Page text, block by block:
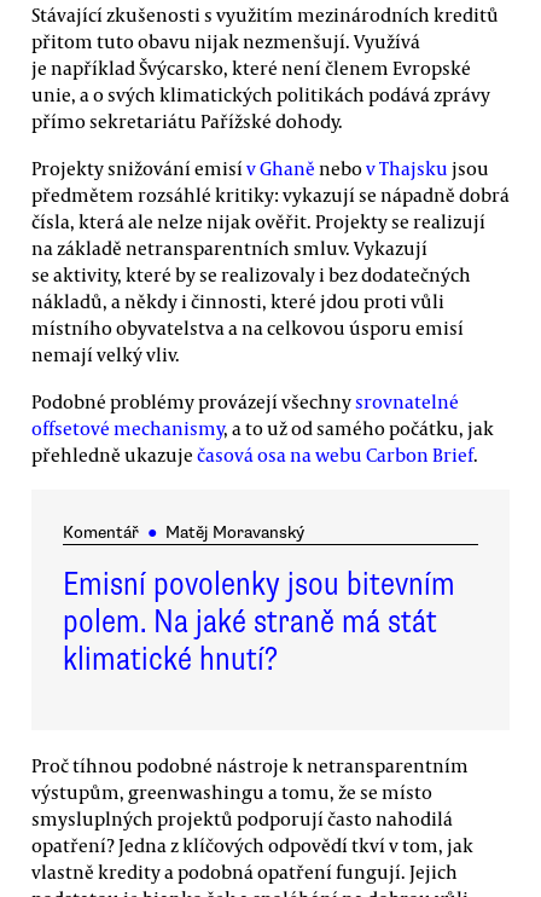
Stávající zkušenosti s využitím mezinárodních kreditů
přitom tuto obavu nijak nezmenšují. Využívá
je například Švýcarsko, které není členem Evropské
unie, a o svých klimatických politikách podává zprávy
přímo sekretariátu Pařížské dohody.
Projekty snižování emisív Ghaně nebov Thajsku jsou
předmětem rozsáhlé kritiky: vykazují se nápadně dobrá
čísla, která ale nelze nijak ověřit. Projekty se realizují
na základě netransparentních smluv. Vykazují
se aktivity, které by se realizovaly i bez dodatečných
nákladů, a někdy i činnosti, které jdou proti vůli
místního obyvatelstva a na celkovou úsporu emisí
nemají velký vliv.
Podobné problémy provázejí všechnysrovnatelné
offsetové mechanismy, a to už od samého počátku, jak
přehledně ukazuje časová osa na webu Carbon Brief.
Komentář ● Matěj Moravanský
Emisní povolenky jsou bitevním
polem. Na jaké straně má stát
klimatické hnutí?
Proč tíhnou podobné nástroje k netransparentním
výstupům, greenwashingu a tomu, že se místo
smysluplných projektů podporují často nahodilá
opatření? Jedna z klíčových odpovědí tkví v tom, jak
vlastně kredity a podobná opatření fungují. Jejich